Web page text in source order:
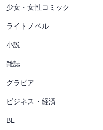
少女・女性コミック
ライトノベル
小説
雑誌
グラビア
ビジネス・経済
BL